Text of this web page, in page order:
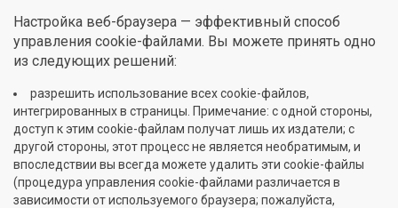
Настройка веб-браузера — эффективный способ
управления cookie-файлами. Вы можете принять одно
из следующих решений:
разрешить использование всех cookie-файлов,
интегрированных в страницы. Примечание: с одной стороны,
доступ к этим cookie-файлам получат лишь их издатели; с
другой стороны, этот процесс не является необратимым, и
впоследствии вы всегда можете удалить эти cookie-файлы
(процедура управления cookie-файлами различается в
зависимости от используемого браузера; пожалуйста,